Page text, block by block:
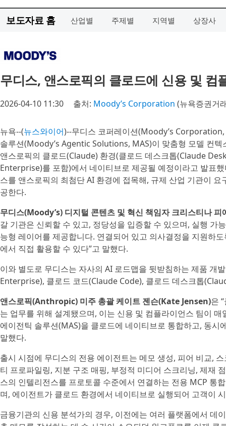
보도자료 홈 산업별 주제별 지역별 상장사
무디스, 앤스로픽의 클로드에 신용 및 컴
2026-04-10 11:30 출처: Moody’s Corporation (뉴욕증권거
뉴욕--(뉴스와이어)--무디스 코퍼레이션(Moody’s
솔루션(Moody’s Agentic Solutions, MAS)이 맞춤형 모델 컨
앤스로픽의 클로드(Claude) 환경(클로드 데스크톱(Claude
Enterprise)를 포함)에서 네이티브로 제공될 예정이라고 발표
스를 앤스로픽의 최첨단 AI 환경에 접목해, 규제 산업 기관이
공한다.
무디스(Moody’s) 디지털 콘텐츠 및 혁신 책임자 크리스티나
갈 기관은 신뢰할 수 있고, 정당성을 입증할 수 있으며, 실행 가
능형 레이어를 제공합니다. 연결되어 있고 의사결정을 지원하
에서 직접 활용할 수 있다”고 말했다.
이와 별도로 무디스는 자사의 AI 로드맵을 뒷받침하는 제품 개
Enterprise), 클로드 코드(Claude Code), 클로드 데스크톱
앤스로픽(Anthropic) 미주 총괄 케이트 젠슨(Kate Jensen)은
는 업무를 위해 설계됐으며, 이는 신용 및 컴플라이언스 팀이
에이전틱 솔루션(MAS)을 클로드에 네이티브로 통합하고, 동
말했다.
출시 시점에 무디스의 전용 에이전트는 메모 생성, 피어 비교,
티 프로파일링, 지분 구조 매핑, 부정적 미디어 스크리닝, 제재
스의 인텔리전스를 프로토콜 수준에서 연결하는 전용 MCP 통
며, 에이전트가 클로드 환경에서 네이티브로 실행되어 고객이
금융기관의 신용 분석가의 경우, 이전에는 여러 플랫폼에서 데